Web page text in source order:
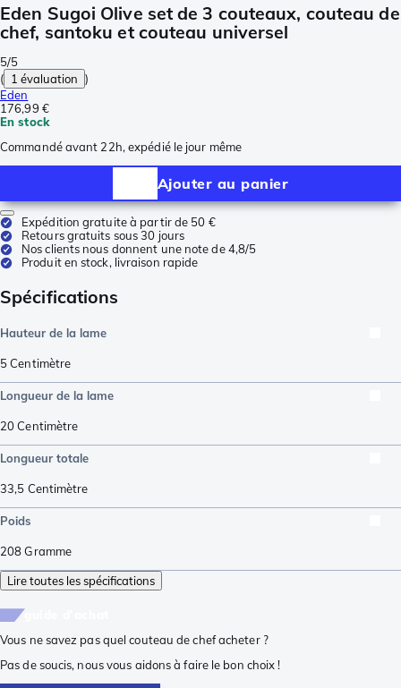
Eden Sugoi Olive set de 3 couteaux, couteau de
chef, santoku et couteau universel
5/5
( 1 évaluation )
Eden
176,99 €
En stock
Commandé avant 22h, expédié le jour même
Ajouter au panier
Expédition gratuite à partir de 50 €
Retours gratuits sous 30 jours
Nos clients nous donnent une note de 4,8/5
Produit en stock, livraison rapide
Spécifications
Hauteur de la lame
5Centimètre
Longueur de la lame
20Centimètre
Longueur totale
33,5 Centimètre
Poids
208Gramme
Lire toutes les spécifications
Vous ne savez pas quel couteau de chef acheter ?
Pas de soucis, nous vous aidons à faire le bon choix !